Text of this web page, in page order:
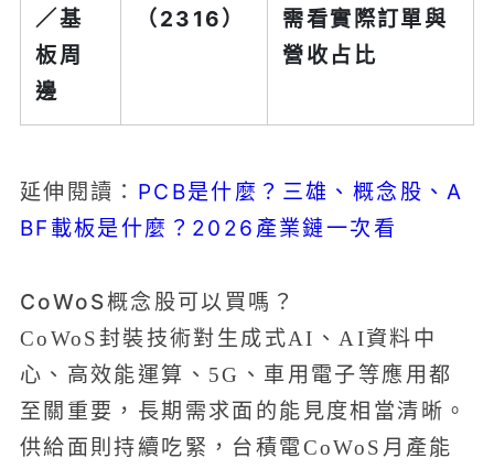
／基
板周
邊
（2316）
需看實際訂單與
營收占比
延伸閱讀： PCB是什麼？三雄、概念股、A
BF載板是什麼？2026產業鏈一次看
CoWoS概念股可以買嗎？
CoWoS封裝技術對生成式AI、AI資料中
心、高效能運算、5G、車用電子等應用都
至關重要，長期需求面的能見度相當清晰。
供給面則持續吃緊，台積電CoWoS月產能